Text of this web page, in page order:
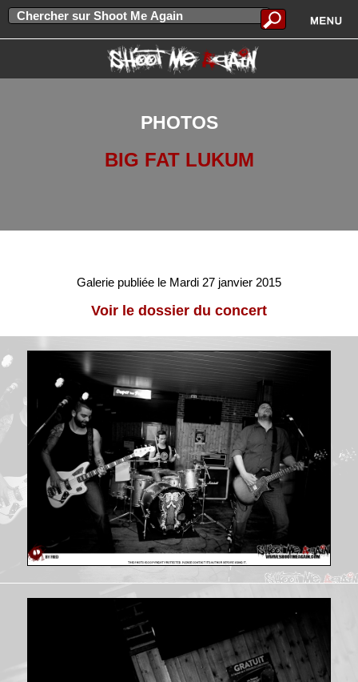
PHOTOS
BIG FAT LUKUM
Galerie publiée le Mardi 27 janvier 2015
Voir le dossier du concert